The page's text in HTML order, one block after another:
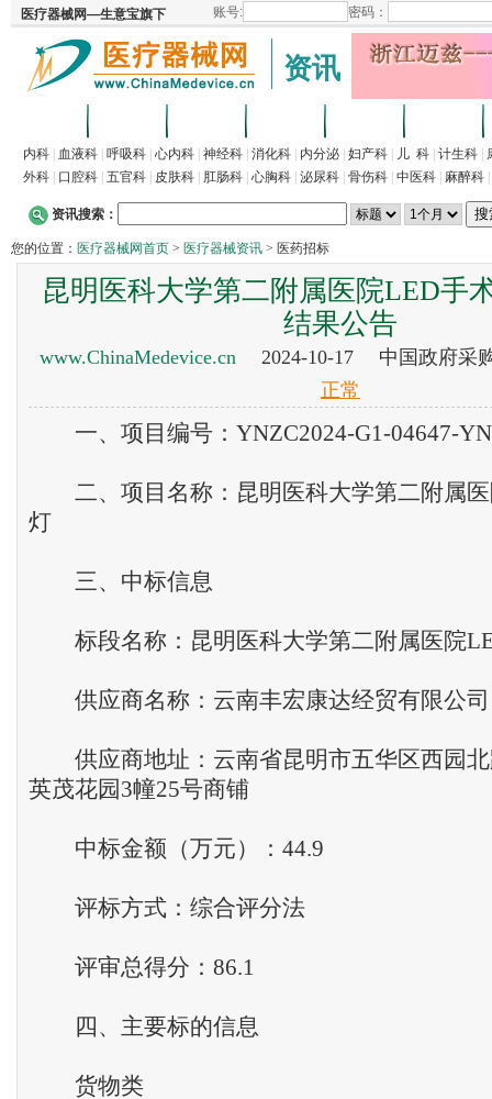
资讯
内科 血液科 呼吸科 心内科 神经科 消化科 内分泌 妇产科 儿 科 计生科
外科
口腔科 五官科 皮肤科 肛肠科 心胸科 泌尿科 骨伤科 中医科 麻醉科
资讯搜索：
您的位置： 医疗器械网首页 > 医疗器械资讯 > 医药招标
昆明医科大学第二附属医院LED手
结果公告
www.ChinaMedevice.cn 2024-10-17 中国政府采
正常
一、项目编号：YNZC2024-G1-04647-
二、项目名称：昆明医科大学第二附属医
灯
三、中标信息
标段名称：昆明医科大学第二附属医院
供应商名称：云南丰宏康达经贸有限公司
供应商地址：云南省昆明市五华区西园北
英茂花园3幢25号商铺
中标金额（万元）：44.9
评标方式：综合评分法
评审总得分：86.1
四、主要标的信息
货物类